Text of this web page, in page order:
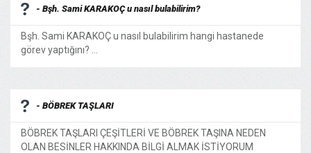
- Bşh. Sami KARAKOÇ u nasıl bulabilirim?
Bşh. Sami KARAKOÇ u nasıl bulabilirim hangi hastanede
görev yaptığını? ...
- BÖBREK TAŞLARI
BÖBREK TAŞLARI ÇEŞİTLERİ VE BÖBREK TAŞINA NEDEN
OLAN BESİNLER HAKKINDA BİLGİ ALMAK İSTİYORUM